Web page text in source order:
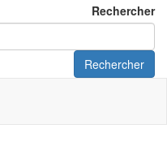
Rechercher
Rechercher